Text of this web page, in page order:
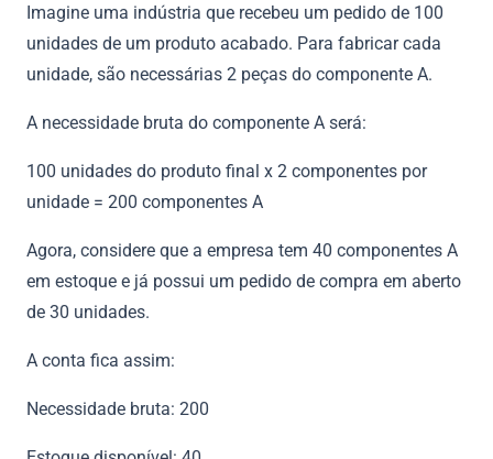
Imagine uma indústria que recebeu um pedido de 100
unidades de um produto acabado. Para fabricar cada
unidade, são necessárias 2 peças do componente A.
A necessidade bruta do componente A será:
100 unidades do produto final x 2 componentes por
unidade = 200 componentes A
Agora, considere que a empresa tem 40 componentes A
em estoque e já possui um pedido de compra em aberto
de 30 unidades.
A conta fica assim:
Necessidade bruta: 200